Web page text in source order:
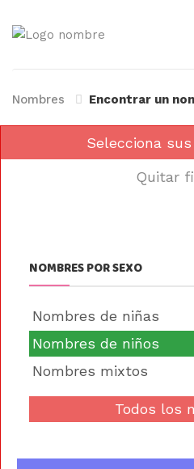
Nombres Encontrar un
Selecciona
Quitar
NOMBRES POR SEXO
Nombres de niñas
Nombres de niños
Nombres mixtos
Todos los